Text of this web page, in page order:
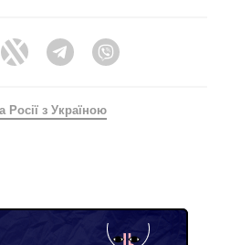
Twitter TelegramViber
Росії з Україною